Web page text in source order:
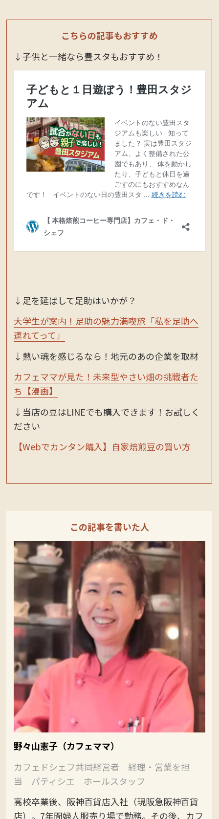
こちらの記事もおすすめ
↓子供と一緒なら豊スタもおすすめ！
↓足を延ばして足助はいかが？
大学生が案内！足助の魅力満喫旅「私を足助へ
連れてって」
↓熱い魂を感じるなら！地元のあの企業を取材
カフェママが見た！未来型やさい畑の挑戦者た
ち【漫画】
↓当店の豆はLINEでも購入できます！お試しく
ださい
【Webでカンタン購入】自家焙煎豆の買い方
この記事を書いた人
野々山憲子（カフェママ）
カフェドシェフ共同経営者 経理・営業を担
当 パティシエ ホールスタッフ
高校卒業後、阪神百貨店入社（現阪急阪神百貨
店）。7年間婦人服売り場で勤務。その後、カフ